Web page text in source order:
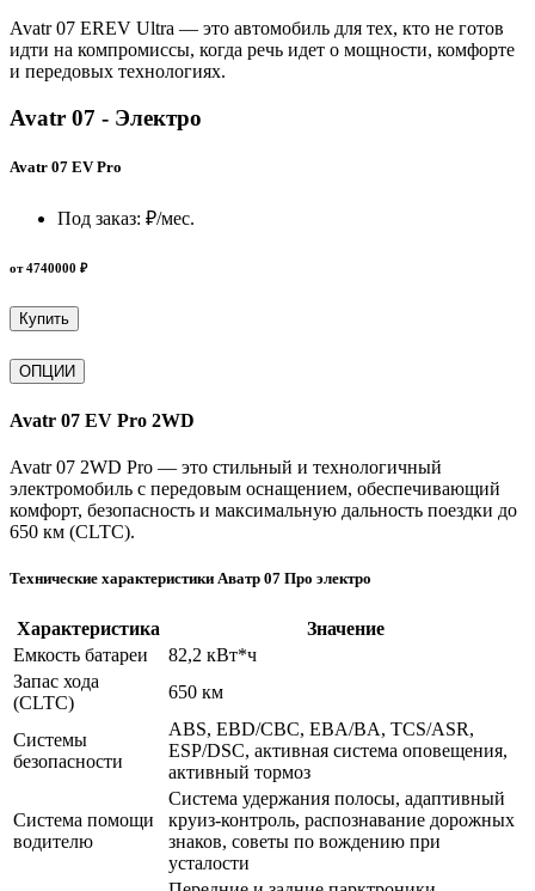
Avatr 07 EREV Ultra — это автомобиль для тех, кто не готов
идти на компромиссы, когда речь идет о мощности, комфорте
и передовых технологиях.
Avatr 07 - Электро
Avatr 07 EV Pro
Под заказ: ₽/мес.
от 4740000 ₽
Купить
ОПЦИИ
Avatr 07 EV Pro 2WD
Avatr 07 2WD Pro — это стильный и технологичный
электромобиль с передовым оснащением, обеспечивающий
комфорт, безопасность и максимальную дальность поездки до
650 км (CLTC).
Технические характеристики Аватр 07 Про электро
Характеристика
Значение
Емкость батареи
82,2 кВт*ч
Запас хода
(CLTC)
650 км
Системы
безопасности
ABS, EBD/CBC, EBA/BA, TCS/ASR,
ESP/DSC, активная система оповещения,
активный тормоз
Система помощи
водителю
Система удержания полосы, адаптивный
круиз-контроль, распознавание дорожных
знаков, советы по вождению при
усталости